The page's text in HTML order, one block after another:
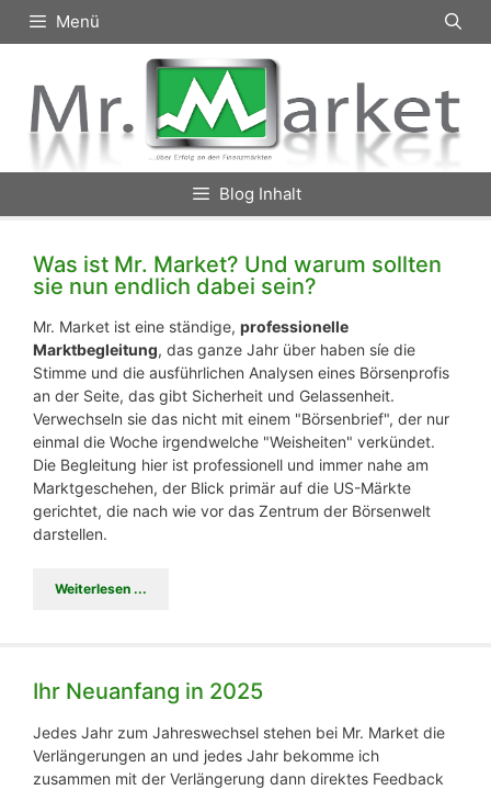
Inhalt
Menü
Blog Inhalt
Was ist Mr. Market? Und warum sollten
sie nun endlich dabei sein?
Mr. Market ist eine ständige, professionelle
Marktbegleitung, das ganze Jahr über haben síe die
Stimme und die ausführlichen Analysen eines Börsenprofis
an der Seite, das gibt Sicherheit und Gelassenheit.
Verwechseln sie das nicht mit einem "Börsenbrief", der nur
einmal die Woche irgendwelche "Weisheiten" verkündet.
Die Begleitung hier ist professionell und immer nahe am
Marktgeschehen, der Blick primär auf die US-Märkte
gerichtet, die nach wie vor das Zentrum der Börsenwelt
darstellen.
Weiterlesen ...
Ihr Neuanfang in 2025
Jedes Jahr zum Jahreswechsel stehen bei Mr. Market die
Verlängerungen an und jedes Jahr bekomme ich
zusammen mit der Verlängerung dann direktes Feedback